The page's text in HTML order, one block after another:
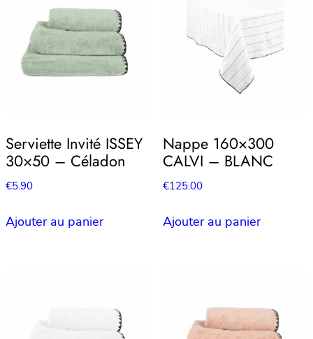
Serviette Invité ISSEY
30×50 – Céladon
€5.90
Ajouter au panier
Nappe 160×300
CALVI – BLANC
€125.00
Ajouter au panier